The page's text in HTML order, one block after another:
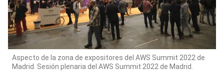
Aspecto de la zona de expositores del AWS Summit 2022 de
Madrid. Sesión plenaria del AWS Summit 2022 de Madrid.